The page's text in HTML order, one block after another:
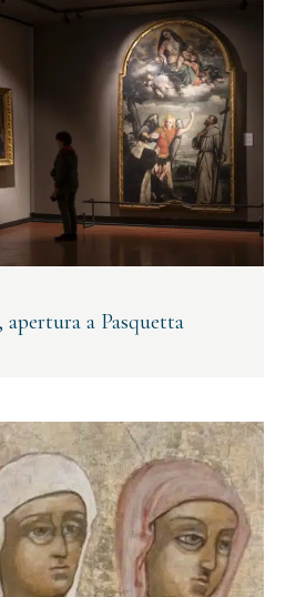
a Pasquetta